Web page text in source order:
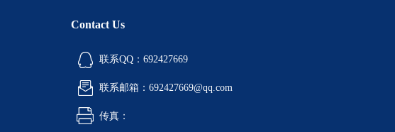
Contact Us
联系QQ：692427669
联系邮箱：692427669@qq.com
传真：